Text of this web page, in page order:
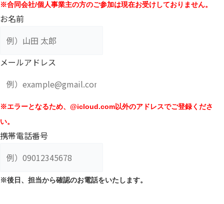
※合同会社/個人事業主の方のご参加は現在お受けしておりません。
お名前
メールアドレス
※エラーとなるため、@icloud.com以外のアドレスでご登録くださ
い。
携帯電話番号
※後日、担当から確認のお電話をいたします。